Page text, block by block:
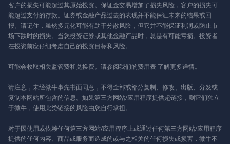
客户的损失可能超过其原始投资。保证金交易增加了损失风险，客户的损失可
能超过支付的存款。证券或金融产品过去的表现并不能保证未来的结果或回
报。请记住，虽然多元化可能有助于分散风险，但它并不能保证利润或防止市
场下跌时的损失。当您投资证券或其他金融产品时，总是有可能亏损。投资者
在投资前应仔细考虑自己的投资目标和风险。
可能会收取相关监管费和兑换费。请参阅我们的费用表 了解更多详情。
请注意，未经微牛事先书面同意，不得全部或部分复制、修改、出版、分发或
复制本网站所包含的信息。如果第三方网站/应用程序提供超链接，则它们独立
于微牛，使用此类链接的风险由您自行承担。
对于因使用或依赖任何第三方网站/应用程序上或通过任何第三方网站/应用程序
提供的任何内容、商品或服务而造成的或与之相关的任何损失或损害，微牛不